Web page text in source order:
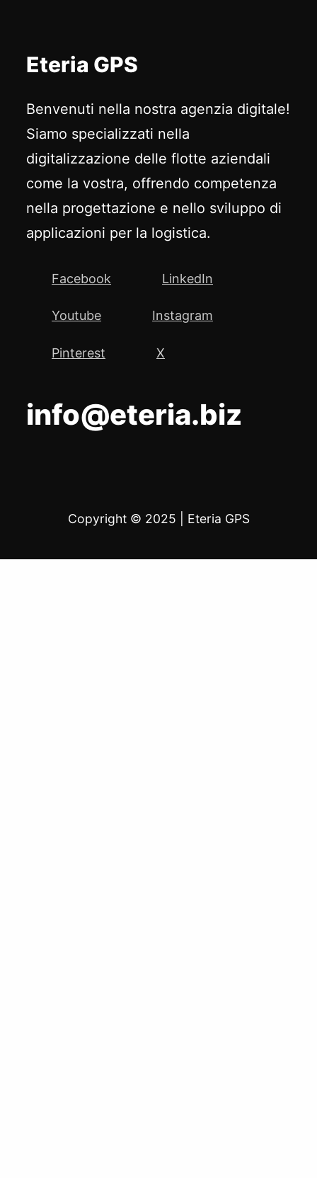
Eteria GPS
Benvenuti nella nostra agenzia digitale!
Siamo specializzati nella
digitalizzazione delle flotte aziendali
come la vostra, offrendo competenza
nella progettazione e nello sviluppo di
applicazioni per la logistica.
Facebook LinkedIn
Youtube Instagram
Pinterest X
info@eteria.biz
Copyright © 2025 Eteria GPS